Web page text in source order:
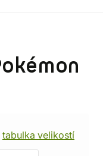
tabulka velikostí